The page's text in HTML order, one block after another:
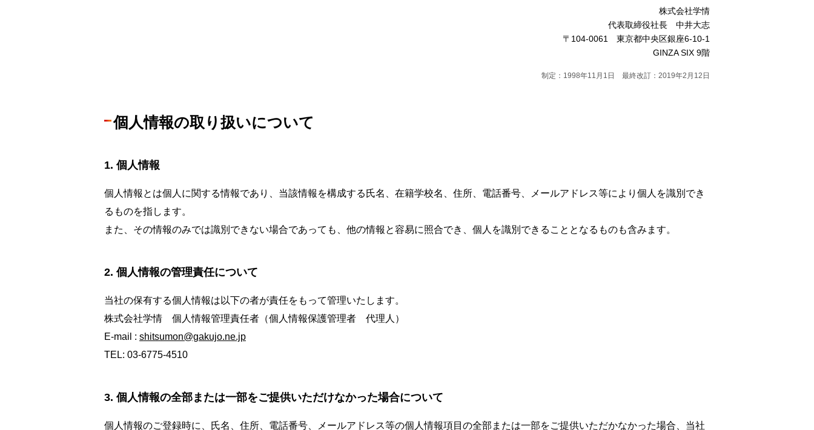
株式会社学情
代表取締役社長 中井大志
〒104-0061 東京都中央区銀座6-10-1
GINZA SIX 9階
制定：1998年11月1日 最終改訂：2019年2月12日
個人情報の取り扱いについて
個人情報
個人情報とは個人に関する情報であり、当該情報を構成する氏名、在籍学校名、住所、電話番号、メールアドレス等により個人を識別でき
るものを指します。
また、その情報のみでは識別できない場合であっても、他の情報と容易に照合でき、個人を識別できることとなるものも含みます。
個人情報の管理責任について
当社の保有する個人情報は以下の者が責任をもって管理いたします。
株式会社学情 個人情報管理責任者（個人情報保護管理者 代理人）
E-mail : shitsumon@gakujo.ne.jp
TEL: 03-6775-4510
個人情報の全部または一部をご提供いただけなかった場合について
個人情報のご登録時に、氏名、住所、電話番号、メールアドレス等の個人情報項目の全部または一部をご提供いただかなかった場合、当社